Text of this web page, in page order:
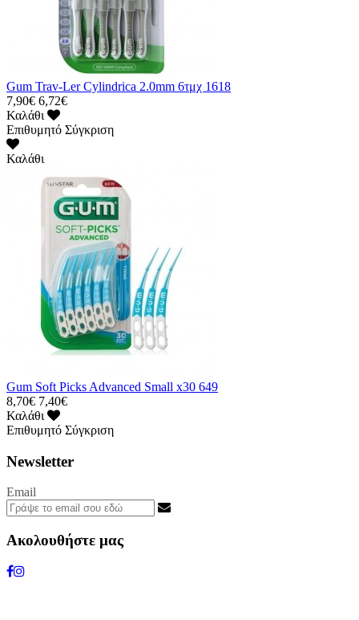
Gum Trav-Ler Cylindrica 2.0mm 6τμχ 1618
7,90€ 6,72€
Καλάθι
Επιθυμητό Σύγκριση
Καλάθι
Gum Soft Picks Advanced Small x30 649
8,70€ 7,40€
Καλάθι
Επιθυμητό Σύγκριση
Newsletter
Email
Ακολουθήστε μας